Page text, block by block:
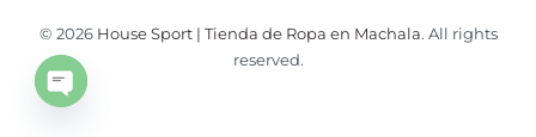
© 2026 House Sport | Tienda de Ropa en Machala. All rights
reserved.
Open